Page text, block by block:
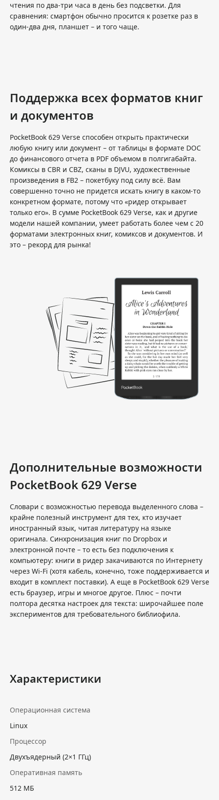
чтения по два-три часа в день без подсветки. Для
сравнения: смартфон обычно просится к розетке раз в
один-два дня, планшет – и того чаще.
Поддержка всех форматов книг
и документов
PocketBook 629 Verse способен открыть практически
любую книгу или документ – от таблицы в формате DOC
до финансового отчета в PDF объемом в полгигабайта.
Комиксы в CBR и CBZ, сканы в DJVU, художественные
произведения в FB2 – покетбуку под силу всё. Вам
совершенно точно не придется искать книгу в каком-то
конкретном формате, потому что «ридер открывает
только его». В сумме PocketBook 629 Verse, как и другие
модели нашей компании, умеет работать более чем с 20
форматами электронных книг, комиксов и документов. И
это – рекорд для рынка!
Дополнительные возможности
PocketBook 629 Verse
Словари с возможностью перевода выделенного слова –
крайне полезный инструмент для тех, кто изучает
иностранный язык, читая литературу на языке
оригинала. Синхронизация книг по Dropbox и
электронной почте – то есть без подключения к
компьютеру: книги в ридер закачиваются по Интернету
через Wi-Fi (хотя кабель, конечно, тоже поддерживается и
входит в комплект поставки). А еще в PocketBook 629 Verse
есть браузер, игры и многое другое. Плюс – почти
полтора десятка настроек для текста: широчайшее поле
экспериментов для требовательного библиофила.
Характеристики
Операционная система
Linux
Процессор
Двухъядерный (2×1 ГГц)
Оперативная память
512 МБ